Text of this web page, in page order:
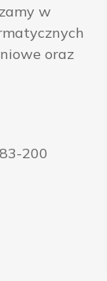
w
oraz
200